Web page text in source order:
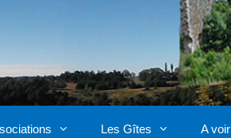
Les Gîtes A voir